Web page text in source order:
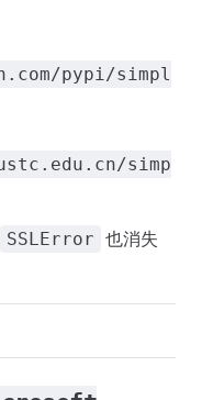
pypi/simpl
simp
SSLError 也消失